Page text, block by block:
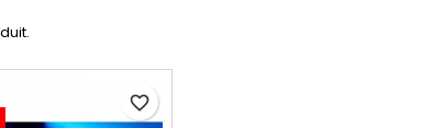
favorite_border